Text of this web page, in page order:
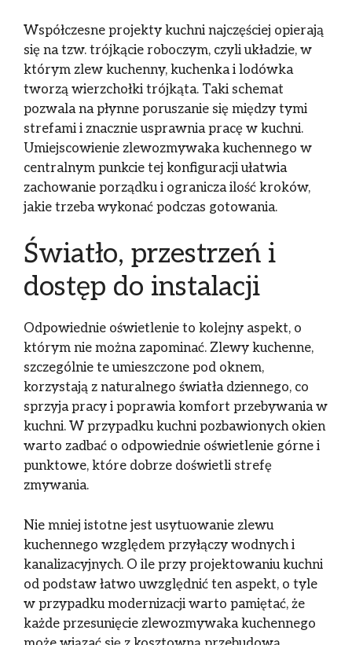
Współczesne projekty kuchni najczęściej opierają
się na tzw. trójkącie roboczym, czyli układzie, w
którym zlew kuchenny, kuchenka i lodówka
tworzą wierzchołki trójkąta. Taki schemat
pozwala na płynne poruszanie się między tymi
strefami i znacznie usprawnia pracę w kuchni.
Umiejscowienie zlewozmywaka kuchennego w
centralnym punkcie tej konfiguracji ułatwia
zachowanie porządku i ogranicza ilość kroków,
jakie trzeba wykonać podczas gotowania.
Światło, przestrzeń i
dostęp do instalacji
Odpowiednie oświetlenie to kolejny aspekt, o
którym nie można zapominać. Zlewy kuchenne,
szczególnie te umieszczone pod oknem,
korzystają z naturalnego światła dziennego, co
sprzyja pracy i poprawia komfort przebywania w
kuchni. W przypadku kuchni pozbawionych okien
warto zadbać o odpowiednie oświetlenie górne i
punktowe, które dobrze doświetli strefę
zmywania.
Nie mniej istotne jest usytuowanie zlewu
kuchennego względem przyłączy wodnych i
kanalizacyjnych. O ile przy projektowaniu kuchni
od podstaw łatwo uwzględnić ten aspekt, o tyle
w przypadku modernizacji warto pamiętać, że
każde przesunięcie zlewozmywaka kuchennego